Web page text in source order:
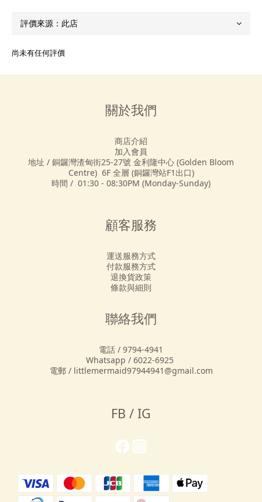
尚未有任何評價
關於我們
商店介紹
加入會員
地址 / 銅鑼灣渣甸街25-27號 金利隆中心 (Golden Bloom
Centre) 6F 全層 (銅鑼灣站F1出口)
時間 / 01:30 - 08:30PM (Monday-Sunday)
顧客服務
運送服務方式
付款服務方式
退換貨政策
條款與細則
聯絡我們
電話 / 9794-4941
Whatsapp / 6022-6925
電郵 / littlemermaid97944941@gmail.com
FB / IG